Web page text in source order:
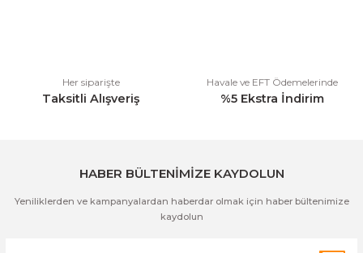
Her siparişte
Taksitli Alışveriş
Havale ve EFT Ödemelerinde
%5 Ekstra İndirim
HABER BÜLTENİMİZE KAYDOLUN
Yeniliklerden ve kampanyalardan haberdar olmak için haber bültenimize
kaydolun